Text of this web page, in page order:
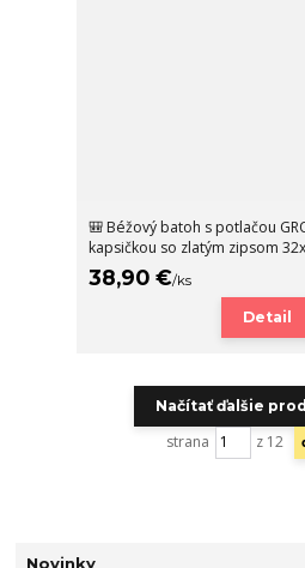
Novinky
🎒 Béžový batoh s potlačou
kapsičkou so zlatým zipsom
38,90 €/ks
Detail
Načítať ďalšie
strana z 12